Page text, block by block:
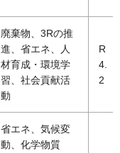
廃棄物、3Rの推
進、省エネ、人
材育成・環境学
習、社会貢献活
動
R
4.
2
省エネ、気候変
動、化学物質